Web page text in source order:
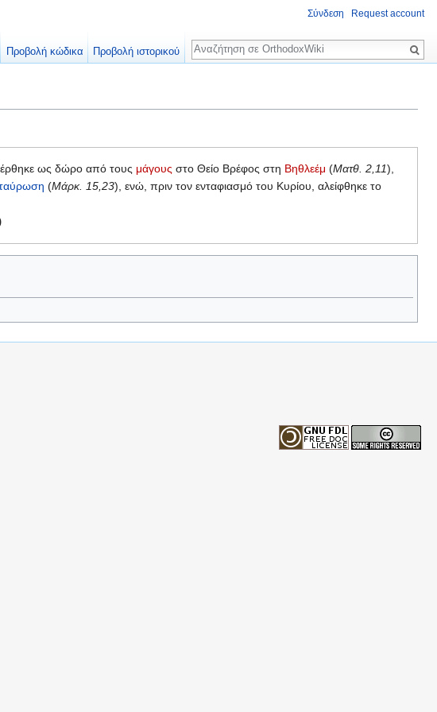
ως δώρο από τους μάγους στο Θείο Βρέφος στη Βηθλεέμ (Ματθ. 2,11),
(Μάρκ. 15,23), ενώ, πριν τον ενταφιασμό του Κυρίου, αλείφθηκε το
Σύνδεση Request account
Προβολή κώδικα Προβολή ιστορικού
Αναζήτηση